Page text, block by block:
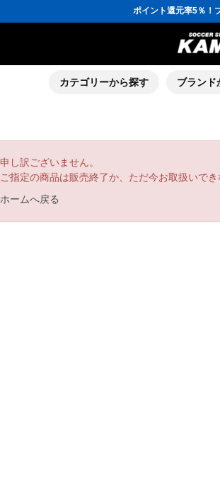
ポイント還元率5％！
会員の方にはお誕生月に「10％
16,000円(税込)以上でシュ
3,300円(税込)以
ポイント還元率5％！
会員の方にはお誕生月に「10％
カテゴリーから探す ブランド
申し訳ございません。
ご指定の商品は販売終了か、ただ今お取扱いでき
ホームへ戻る